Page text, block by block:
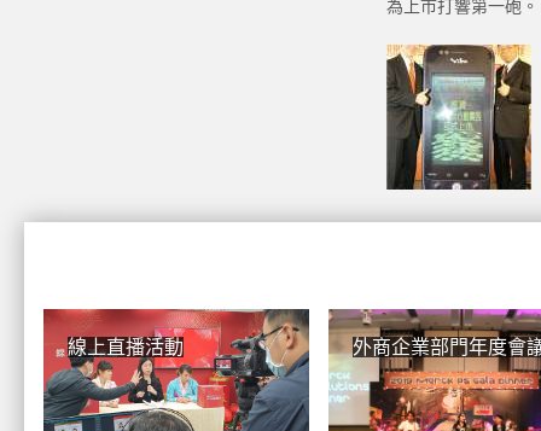
為上市打響第一砲。
線上直播活動 外商企業部門年度會